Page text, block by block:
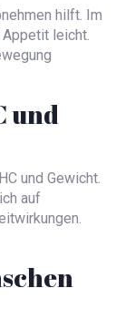
hilft. Im
leicht.
und
und Gewicht.
auf